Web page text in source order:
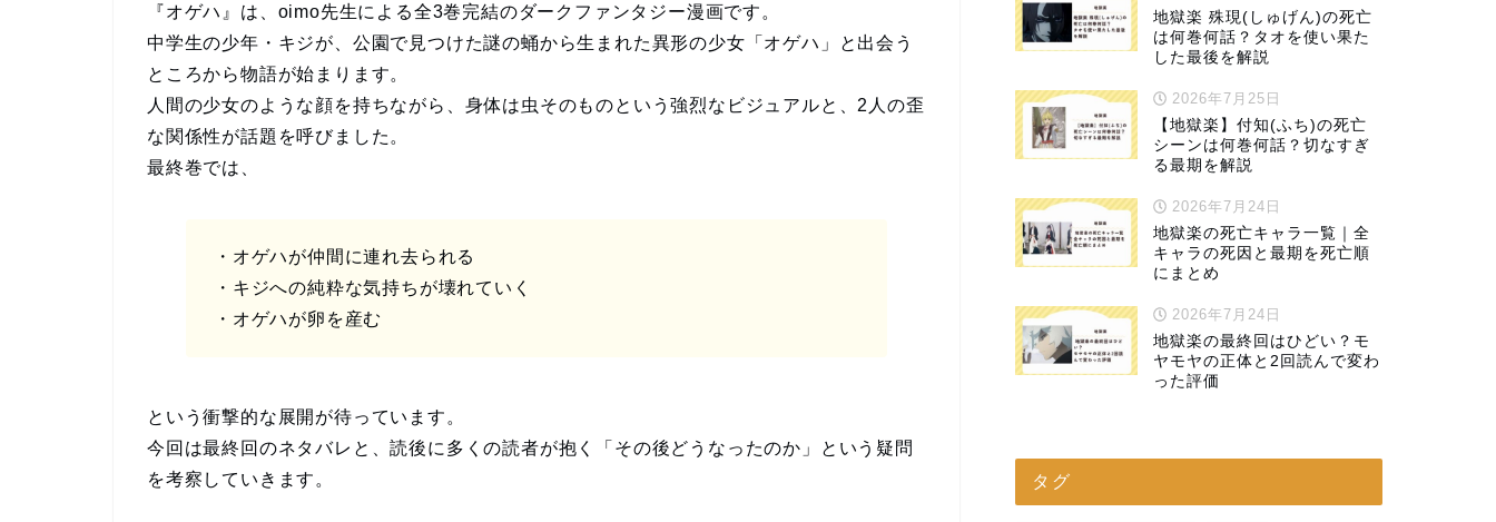
『オゲハ』は、oimo先生による全3巻完結のダークファンタジー漫画です。
中学生の少年・キジが、公園で見つけた謎の蛹から生まれた異形の少女「オゲハ」と出会う
ところから物語が始まります。
人間の少女のような顔を持ちながら、身体は虫そのものという強烈なビジュアルと、2人の歪
な関係性が話題を呼びました。
最終巻では、
・オゲハが仲間に連れ去られる
・キジへの純粋な気持ちが壊れていく
・オゲハが卵を産む
という衝撃的な展開が待っています。
今回は最終回のネタバレと、読後に多くの読者が抱く「その後どうなったのか」という疑問
を考察していきます。
地獄楽 殊現(しゅげん)の死亡
は何巻何話？タオを使い果た
した最後を解説
2026年7月25日
【地獄楽】付知(ふち)の死亡
シーンは何巻何話？切なすぎ
る最期を解説
2026年7月24日
地獄楽の死亡キャラ一覧｜全
キャラの死因と最期を死亡順
にまとめ
2026年7月24日
地獄楽の最終回はひどい？モ
ヤモヤの正体と2回読んで変わ
った評価
タグ